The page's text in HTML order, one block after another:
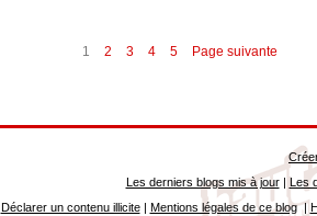
1 2 3 4 5 Page suivante
Les derniers blogs mis à jour| Les
Déclarer un contenu illicite| Mentions légales de ce blog|